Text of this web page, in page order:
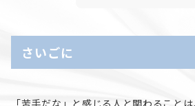
さいごに
「苦手だな」と感じる人と関わること